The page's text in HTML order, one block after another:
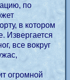
по
в котором
Извергается
все вокруг
огромной